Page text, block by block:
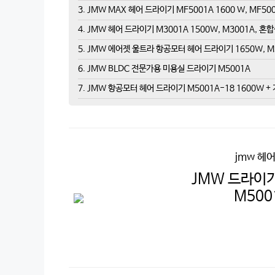
3. JMW MAX 헤어 드라이기 MF5001A 1600 W,
4. JMW 헤어 드라이기 M3001A 1500W, M3001A, 혼합
5. JMW 에어젯 울트라 항공모터 헤어 드라이기 1650W,
6. JMW BLDC 전문가용 미용실 드라이기 M5001A
7. JMW 항공모터 헤어 드라이기 M5001A-18 1600W +
jmw 헤
JMW 드라이